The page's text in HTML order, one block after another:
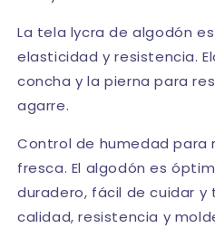
La tela lycra de algodón
elasticidad y resistencia.
concha y la pierna para
agarre.
Control de humedad para
fresca. El algodón es
duradero, fácil de cuidar y
calidad, resistencia y